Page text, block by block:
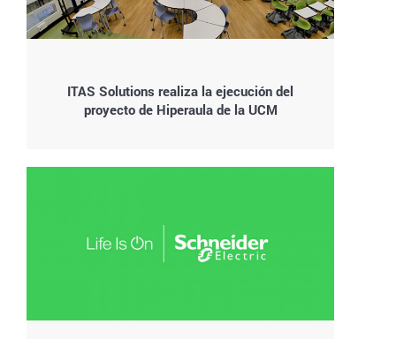
ITAS Solutions realiza la ejecución del
proyecto de Hiperaula de la UCM